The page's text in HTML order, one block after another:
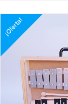
¡Oferta!